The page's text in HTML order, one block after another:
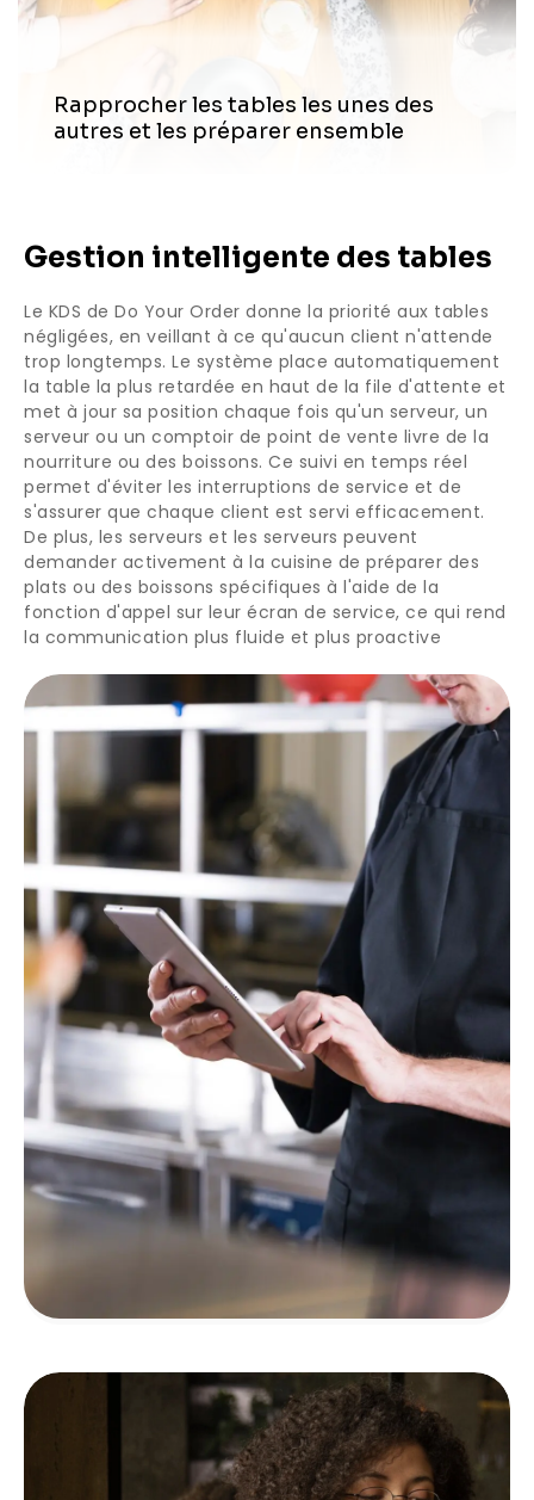
Rapprocher les tables les unes des
autres et les préparer ensemble
Gestion intelligente des tables
Le KDS de Do Your Order donne la priorité aux tables
négligées, en veillant à ce qu'aucun client n'attende
trop longtemps. Le système place automatiquement
la table la plus retardée en haut de la file d'attente et
met à jour sa position chaque fois qu'un serveur, un
serveur ou un comptoir de point de vente livre de la
nourriture ou des boissons. Ce suivi en temps réel
permet d'éviter les interruptions de service et de
s'assurer que chaque client est servi efficacement.
De plus, les serveurs et les serveurs peuvent
demander activement à la cuisine de préparer des
plats ou des boissons spécifiques à l'aide de la
fonction d'appel sur leur écran de service, ce qui rend
la communication plus fluide et plus proactive